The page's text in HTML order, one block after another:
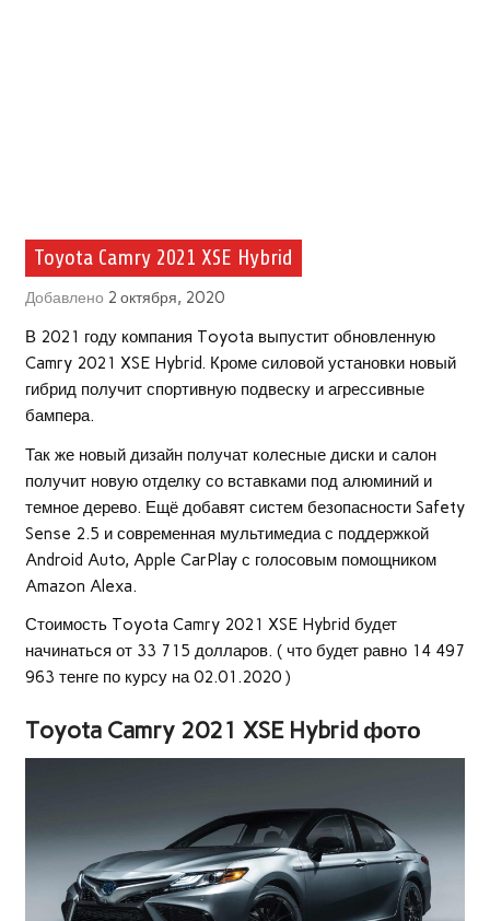
Toyota Camry 2021 XSE Hybrid
Добавлено 2 октября, 2020
В 2021 году компания Toyota выпустит обновленную
Camry 2021 XSE Hybrid. Кроме силовой установки новый
гибрид получит спортивную подвеску и агрессивные
бампера.
Так же новый дизайн получат колесные диски и салон
получит новую отделку со вставками под алюминий и
темное дерево. Ещё добавят систем безопасности Safety
Sense 2.5 и современная мультимедиа с поддержкой
Android Auto, Apple CarPlay с голосовым помощником
Amazon Alexa.
Стоимость Toyota Camry 2021 XSE Hybrid будет
начинаться от 33 715 долларов. ( что будет равно 14 497
963 тенге по курсу на 02.01.2020 )
Toyota Camry 2021 XSE Hybrid фото